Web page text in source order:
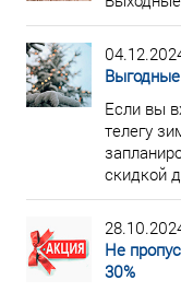
Если вы
телегу
скидкой
Не
30%